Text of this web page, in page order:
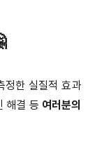
정한 실질적 효과
해결 등 여러분의